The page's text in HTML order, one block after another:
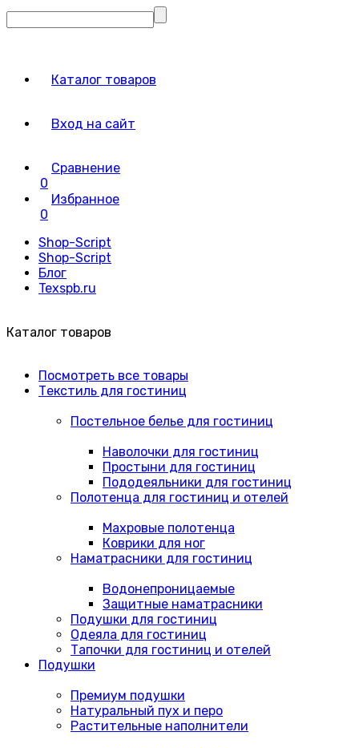
Каталог товаров
Вход на сайт
Сравнение
0
Избранное
0
Shop-Script
Shop-Script
Блог
Texspb.ru
Каталог товаров
Посмотреть все товары
Текстиль для гостиниц
Постельное белье для гостиниц
Наволочки для гостиниц
Простыни для гостиниц
Пододеяльники для гостиниц
Полотенца для гостиниц и отелей
Махровые полотенца
Коврики для ног
Наматрасники для гостиниц
Водонепроницаемые
Защитные наматрасники
Подушки для гостиниц
Одеяла для гостиниц
Тапочки для гостиниц и отелей
Подушки
Премиум подушки
Натуральный пух и перо
Растительные наполнители